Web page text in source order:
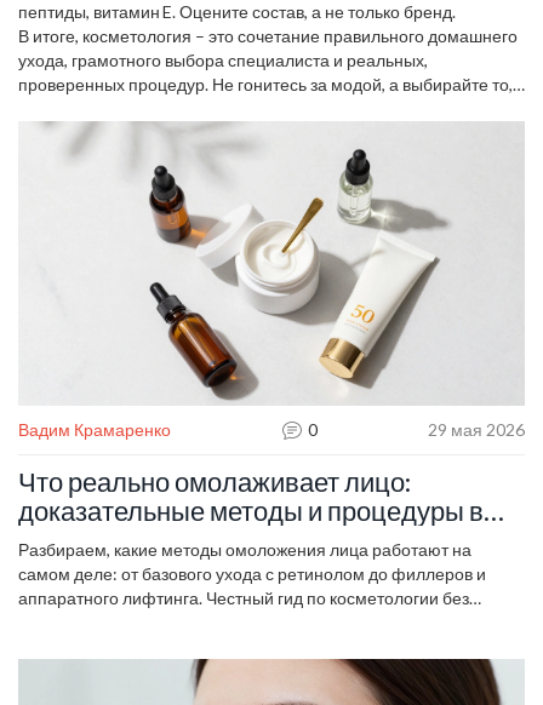
пептиды, витамин E. Оцените состав, а не только бренд.
В итоге, косметология – это сочетание правильного домашнего
ухода, грамотного выбора специалиста и реальных,
проверенных процедур. Не гонитесь за модой, а выбирайте то,
Вадим Крамаренко 0 29 мая 2026
Что реально омолаживает лицо:
доказательные методы и процедуры в
2026 году
Разбираем, какие методы омоложения лица работают на
самом деле: от базового ухода с ретинолом до филлеров и
аппаратного лифтинга. Честный гид по косметологии без